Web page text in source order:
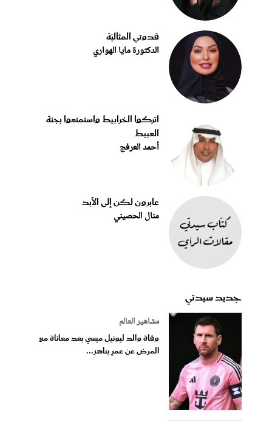
قدوتي المثاليّة
الدكتورة مايا الهواري
اتركوا الخرابيط واستمتعوا بجنة
العبيط
أحمد العرفج
عابرون لكن إلى الأبد
منال الحصيني
جديد سيدتي
مشاهير العالم
وفاة والد ليونيل ميسي بعد معاناة مع
المرض عن عمرٍ يناهز...